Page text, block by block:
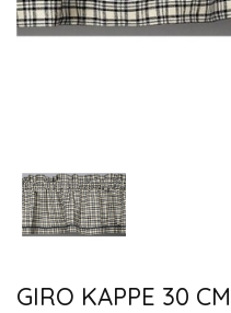
GIRO KAPPE 30 CM